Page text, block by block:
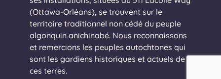
(Ottawa-Orléans), se trouvent sur le
territoire traditionnel non cédé du peuple
algonquin anichinabé. Nous reconnaissons
et remercions les peuples autochtones qui
sont les gardiens historiques et actuels de
ces terres.